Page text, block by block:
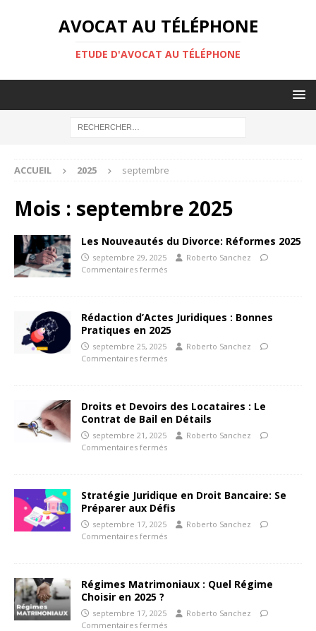
AVOCAT AU TÉLÉPHONE
ETUDE D'AVOCAT AU TÉLÉPHONE
ACCUEIL 2025 septembre
Mois : septembre 2025
Les Nouveautés du Divorce: Réformes 2025
septembre 29, 2025
Roberto Sanchez
Commentaires fermés
Rédaction d’Actes Juridiques : Bonnes
Pratiques en 2025
septembre 25, 2025
Roberto Sanchez
Commentaires fermés
Droits et Devoirs des Locataires : Le
Contrat de Bail en Détails
septembre 21, 2025
Roberto Sanchez
Commentaires fermés
Stratégie Juridique en Droit Bancaire: Se
Préparer aux Défis
septembre 17, 2025
Roberto Sanchez
Commentaires fermés
Régimes Matrimoniaux : Quel Régime
Choisir en 2025 ?
septembre 17, 2025
Roberto Sanchez
Commentaires fermés